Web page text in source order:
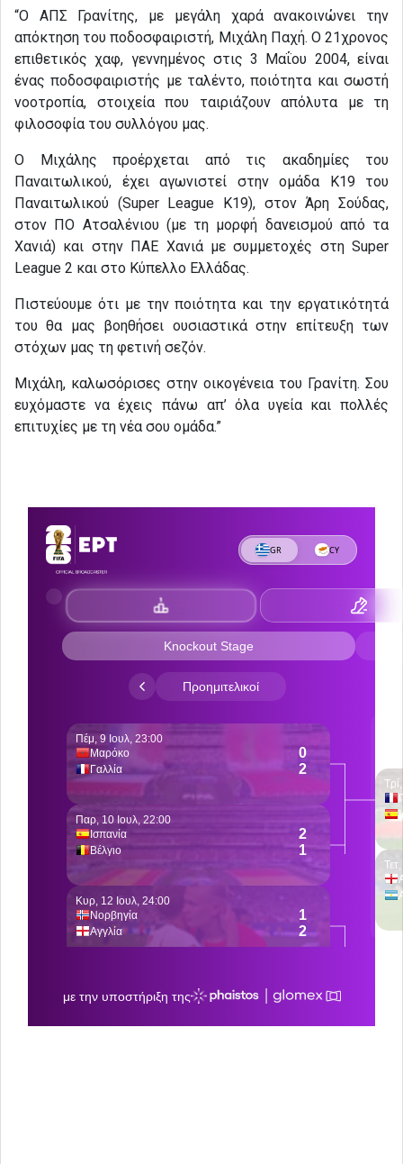
“Ο ΑΠΣ Γρανίτης, με μεγάλη χαρά ανακοινώνει την
απόκτηση του ποδοσφαιριστή, Μιχάλη Παχή. Ο 21χρονος
επιθετικός χαφ, γεννημένος στις 3 Μαΐου 2004, είναι
ένας ποδοσφαιριστής με ταλέντο, ποιότητα και σωστή
νοοτροπία, στοιχεία που ταιριάζουν απόλυτα με τη
φιλοσοφία του συλλόγου μας.
Ο Μιχάλης προέρχεται από τις ακαδημίες του
Παναιτωλικού, έχει αγωνιστεί στην ομάδα Κ19 του
Παναιτωλικού (Super League Κ19), στον Άρη Σούδας,
στον ΠΟ Ατσαλένιου (με τη μορφή δανεισμού από τα
Χανιά) και στην ΠΑΕ Χανιά με συμμετοχές στη Super
League 2 και στο Κύπελλο Ελλάδας.
Πιστεύουμε ότι με την ποιότητα και την εργατικότητά
του θα μας βοηθήσει ουσιαστικά στην επίτευξη των
στόχων μας τη φετινή σεζόν.
Μιχάλη, καλωσόρισες στην οικογένεια του Γρανίτη. Σου
ευχόμαστε να έχεις πάνω απ’ όλα υγεία και πολλές
επιτυχίες με τη νέα σου ομάδα.”